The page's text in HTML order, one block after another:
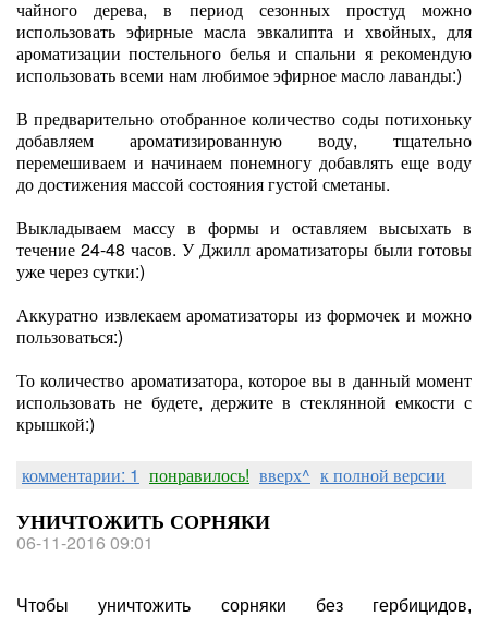
чайного дерева, в период сезонных простуд можно
использовать эфирные масла эвкалипта и хвойных, для
ароматизации постельного белья и спальни я рекомендую
использовать всеми нам любимое эфирное масло лаванды:)
В предварительно отобранное количество соды потихоньку
добавляем ароматизированную воду, тщательно
перемешиваем и начинаем понемногу добавлять еще воду
до достижения массой состояния густой сметаны.
Выкладываем массу в формы и оставляем высыхать в
течение 24-48 часов. У Джилл ароматизаторы были готовы
уже через сутки:)
Аккуратно извлекаем ароматизаторы из формочек и можно
пользоваться:)
То количество ароматизатора, которое вы в данный момент
использовать не будете, держите в стеклянной емкости с
крышкой:)
комментарии: 1 понравилось! вверх^ к полной версии
УНИЧТОЖИТЬ СОРНЯКИ
06-11-2016 09:01
Чтобы уничтожить сорняки без гербицидов,